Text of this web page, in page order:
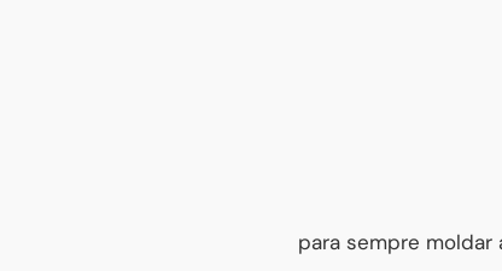
para sempre moldar